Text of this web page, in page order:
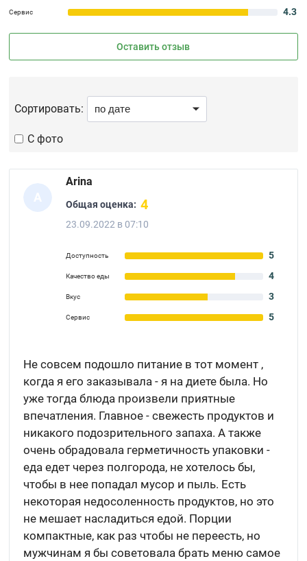
Сервис 4.3
Оставить отзыв
С фото
Сортировать:
A
Arina
Общая оценка: 4
23.09.2022 в 07:10
Доступность 5
Качество еды 4
Вкус 3
Сервис 5
Не совсем подошло питание в тот момент ,
когда я его заказывала - я на диете была. Но
уже тогда блюда произвели приятные
впечатления. Главное - свежесть продуктов и
никакого подозрительного запаха. А также
очень обрадовала герметичность упаковки -
еда едет через полгорода, не хотелось бы,
чтобы в нее попадал мусор и пыль. Есть
некоторая недосоленность продуктов, но это
не мешает насладиться едой. Порции
компактные, как раз чтобы не переесть, но
мужчинам я бы советовала брать меню самое